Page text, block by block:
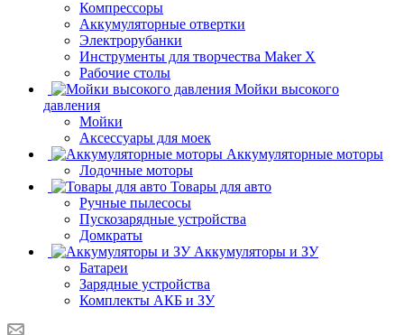
Компрессоры
Аккумуляторные отвертки
Электрорубанки
Инструменты для творчества Maker X
Рабочие столы
Мойки высокого
давления
Мойки
Аксессуары для моек
Аккумуляторные моторы
Лодочные моторы
Товары для авто
Ручные пылесосы
Пускозарядные устройства
Домкраты
Аккумуляторы и ЗУ
Батареи
Зарядные устройства
Комплекты АКБ и ЗУ